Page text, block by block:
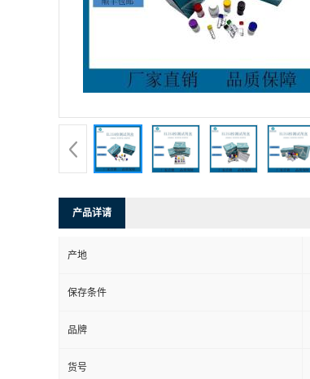
产品详请
产地
保存条件
品牌
货号